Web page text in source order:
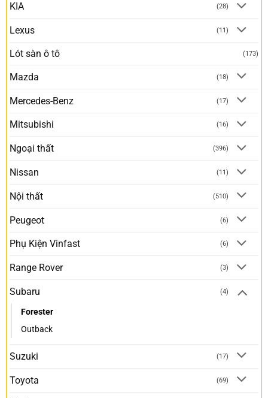
KIA (28)
Lexus (11)
Lót sàn ô tô (173)
Mazda (18)
Mercedes-Benz (17)
Mitsubishi (16)
Ngoại thất (396)
Nissan (11)
Nội thất (510)
Peugeot (6)
Phụ Kiện Vinfast (6)
Range Rover (3)
Subaru (4)
Forester
Outback
Suzuki (17)
Toyota (69)